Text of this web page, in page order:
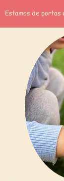
Estamos de portas